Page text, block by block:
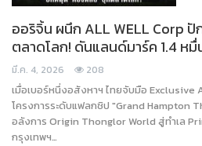
ออริจิ้น ผนึก ALL WELL Corp ปั
ตลาดโลก! ดันแลนด์มาร์ค 1.4 หมื่
มี.ค. 4, 2026 208
เมื่อเบอร์หนึ่งอสังหาฯ ไทยจับมือ Exclusive
โครงการระดับแฟลกชิป "Grand Hampton
อลังการ Origin Thonglor World สู่ทำเล
กรุงเทพฯ…